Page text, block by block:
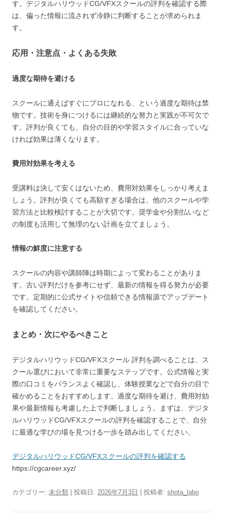
す。デジタルハリウッドCG/VFXスクールの評判を確認する際
は、偏った情報に流されず冷静に判断することが求められま
す。
応用・注意点・よくある失敗
過度な期待を避ける
スクールに通えばすぐにプロになれる、という過度な期待は禁
物です。技術を身につけるには継続的な努力と実践が不可欠で
す。評判が良くても、自分の目的や学習スタイルに合っていな
ければ効果は薄くなります。
費用対効果を考える
受講料は決して安くはないため、費用対効果をしっかり考えま
しょう。評判が良くても高額すぎる場合は、他のスクールや学
習方法と比較検討することが大切です。奨学金や分割払いなど
の制度も活用して無理のない計画を立てましょう。
情報の鮮度に注意する
スクールの内容や講師陣は時期によって変わることがありま
す。古い評判だけを参考にせず、最新の情報を得る努力が必要
です。定期的に公式サイトや信頼できる情報源でアップデート
を確認してください。
まとめ・次にやるべきこと
デジタルハリウッドCG/VFXスクール 評判を調べることは、ス
クール選びにおいて非常に重要なステップです。公式情報と実
際の口コミをバランスよく確認し、体験授業などで自分の目で
確かめることをおすすめします。過度な期待を避け、費用対効
果や最新情報も考慮した上で判断しましょう。まずは、デジタ
ルハリウッドCG/VFXスクールの評判を確認することで、自分
に最適な学びの場を見つける一歩を踏み出してください。
デジタルハリウッドCG/VFXスクールの評判を確認する
https://cgcareer.xyz/
カテゴリー: 未分類 | 投稿日: 2026年7月3日 投稿者: shota_labo